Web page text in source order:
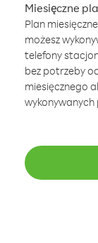
Miesięczne
Plan
możesz
telefony
bez potrzeby
miesięcznego
wykonywanych